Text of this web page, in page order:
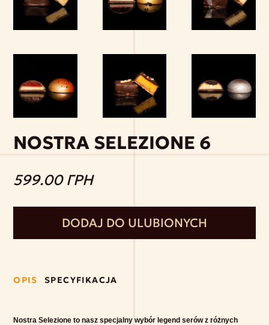
NOSTRA SELEZIONE 6
599.00 ГРН
DODAJ DO ULUBIONYCH
OPIS SPECYFIKACJA
Nostra Selezione to nasz specjalny wybór legend serów z różnych